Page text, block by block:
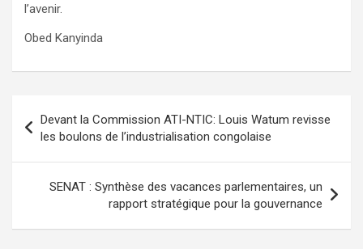
l’avenir.
Obed Kanyinda
de
l’article
Devant la Commission ATI-NTIC: Louis Watum revisse
les boulons de l’industrialisation congolaise
SENAT : Synthèse des vacances parlementaires, un
rapport stratégique pour la gouvernance